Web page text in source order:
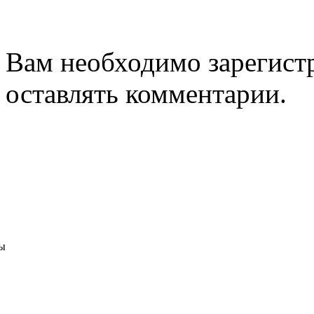
Вам необходимо
оставлять комментарии.